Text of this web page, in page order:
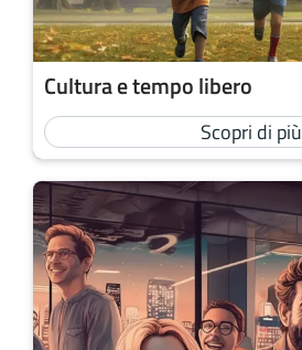
Cultura e tempo libero
Scopri di più